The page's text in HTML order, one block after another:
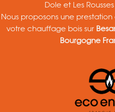
Dole et Les
Nous proposons une
votre chauffage bois sur
Bourgogne